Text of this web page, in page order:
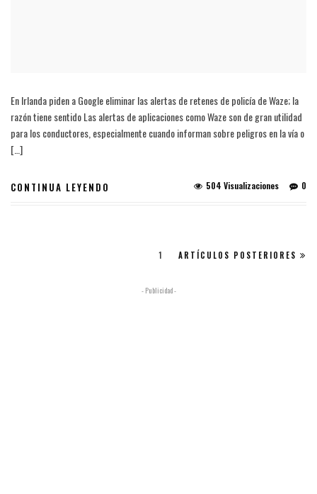
En Irlanda piden a Google eliminar las alertas de retenes de policía de Waze; la
razón tiene sentido Las alertas de aplicaciones como Waze son de gran utilidad
para los conductores, especialmente cuando informan sobre peligros en la vía o
[…]
CONTINUA LEYENDO 0
504 Visualizaciones
1 ARTÍCULOS POSTERIORES
- Publicidad -